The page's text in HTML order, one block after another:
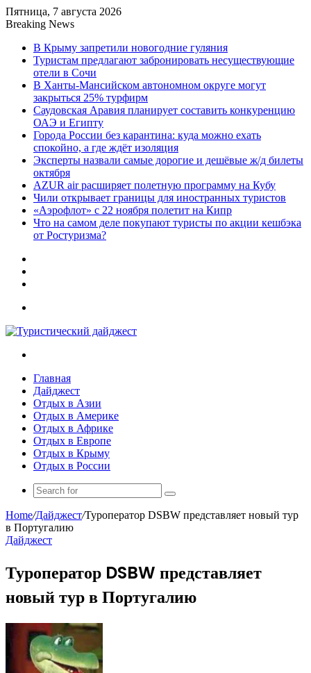
Пятница, 7 августа 2026
Breaking News
В Крыму запретили новогодние гуляния
Туристам предлагают забронировать несуществующие
отели в Сочи
В Ханты-Мансийском автономном округе могут
закрыться 25% турфирм
Саудовская Аравия планирует составить конкуренцию
ОАЭ и Египту
Города России без карантина: куда можно ехать
спокойно, а где ждёт изоляция
Эксперты назвали самые дорогие и дешёвые ж/д билеты
октября
AZUR air расширяет полетную программу на Кубу
Чили открывает границы для иностранных туристов
«Аэрофлот» с 22 ноября полетит на Кипр
Что на самом деле покупают туристы по акции кешбэка
от Ростуризма?
Главная
Дайджест
Отдых в Азии
Отдых в Америке
Отдых в Африке
Отдых в Европе
Отдых в Крыму
Отдых в России
Search
for
Home/Дайджест/Туроператор DSBW представляет новый тур
в Португалию
Дайджест
Туроператор DSBW представляет
новый тур в Португалию